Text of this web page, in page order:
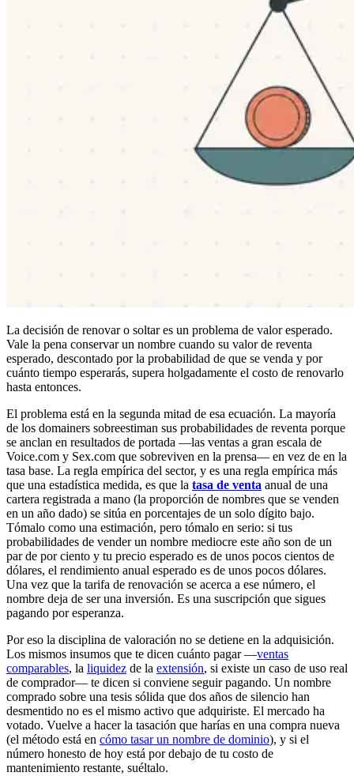
La decisión de renovar o soltar es un problema de valor esperado.
Vale la pena conservar un nombre cuando su valor de reventa
esperado, descontado por la probabilidad de que se venda y por
cuánto tiempo esperarás, supera holgadamente el costo de renovarlo
hasta entonces.
El problema está en la segunda mitad de esa ecuación. La mayoría
de los domainers sobreestiman sus probabilidades de reventa porque
se anclan en resultados de portada —las ventas a gran escala de
Voice.com y Sex.com que sobreviven en la prensa— en vez de en la
tasa base. La regla empírica del sector, y es una regla empírica más
que una estadística medida, es que la tasa de venta anual de una
cartera registrada a mano (la proporción de nombres que se venden
en un año dado) se sitúa en porcentajes de un solo dígito bajo.
Tómalo como una estimación, pero tómalo en serio: si tus
probabilidades de vender un nombre mediocre este año son de un
par de por ciento y tu precio esperado es de unos pocos cientos de
dólares, el rendimiento anual esperado es de unos pocos dólares.
Una vez que la tarifa de renovación se acerca a ese número, el
nombre deja de ser una inversión. Es una suscripción que sigues
pagando por esperanza.
Por eso la disciplina de valoración no se detiene en la adquisición.
Los mismos insumos que te dicen cuánto pagar —ventas
comparables, la liquidez de la extensión, si existe un caso de uso real
de comprador— te dicen si conviene seguir pagando. Un nombre
comprado sobre una tesis sólida que dos años de silencio han
desmentido no es el mismo activo que adquiriste. El mercado ha
votado. Vuelve a hacer la tasación que harías en una compra nueva
(el método está en cómo tasar un nombre de dominio), y si el
número honesto de hoy está por debajo de tu costo de
mantenimiento restante, suéltalo.